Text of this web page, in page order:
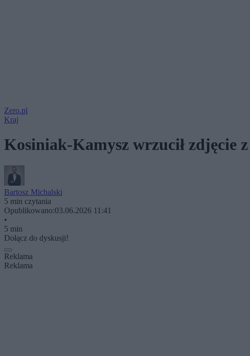
Zero.pl
Kraj
Kosiniak-Kamysz wrzucił zdjęcie
Bartosz Michalski
5 min czytania
Opublikowano:03.06.2026 11:41
•
5 min
Dołącz do dyskusji!
Reklama
Reklama